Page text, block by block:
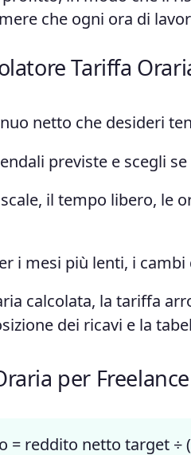
che ogni ora di
Tariffa
netto che desideri
previste e scegli
il tempo libero, le
i mesi più lenti, i
calcolata, la tariffa
dei ricavi e la
per Freelance
= reddito netto target ÷